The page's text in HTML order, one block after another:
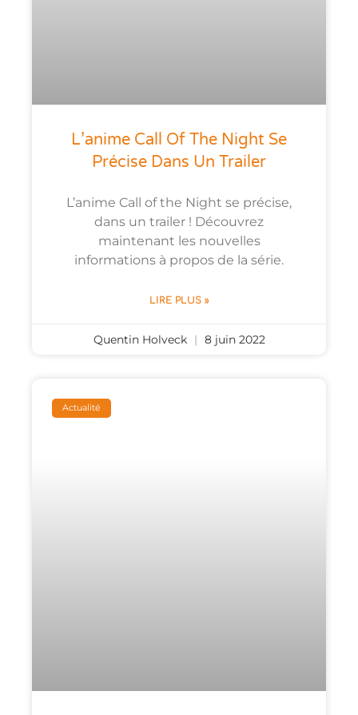
L’anime Call Of The Night Se
Précise Dans Un Trailer
L’anime Call of the Night se précise,
dans un trailer ! Découvrez
maintenant les nouvelles
informations à propos de la série.
LIRE PLUS »
Quentin Holveck 8 juin 2022
Actualité